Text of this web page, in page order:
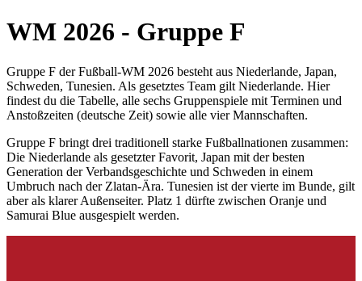
WM 2026 - Gruppe F
Gruppe F der Fußball-WM 2026 besteht aus Niederlande, Japan,
Schweden, Tunesien. Als gesetztes Team gilt Niederlande. Hier
findest du die Tabelle, alle sechs Gruppenspiele mit Terminen und
Anstoßzeiten (deutsche Zeit) sowie alle vier Mannschaften.
Gruppe F bringt drei traditionell starke Fußballnationen zusammen:
Die Niederlande als gesetzter Favorit, Japan mit der besten
Generation der Verbandsgeschichte und Schweden in einem
Umbruch nach der Zlatan-Ära. Tunesien ist der vierte im Bunde, gilt
aber als klarer Außenseiter. Platz 1 dürfte zwischen Oranje und
Samurai Blue ausgespielt werden.